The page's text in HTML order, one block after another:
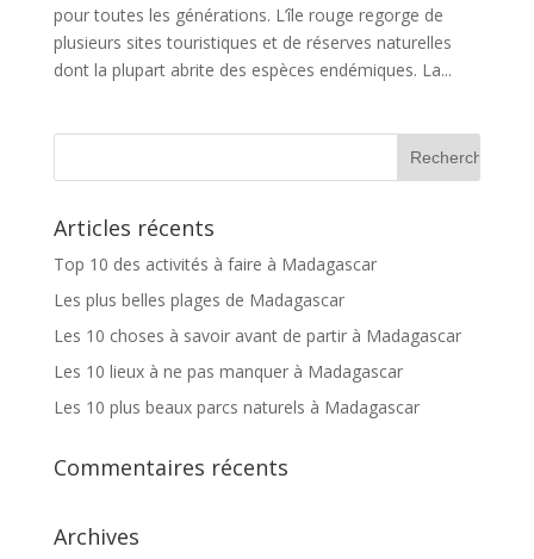
pour toutes les générations. L’île rouge regorge de
plusieurs sites touristiques et de réserves naturelles
dont la plupart abrite des espèces endémiques. La...
Articles récents
Top 10 des activités à faire à Madagascar
Les plus belles plages de Madagascar
Les 10 choses à savoir avant de partir à Madagascar
Les 10 lieux à ne pas manquer à Madagascar
Les 10 plus beaux parcs naturels à Madagascar
Commentaires récents
Archives